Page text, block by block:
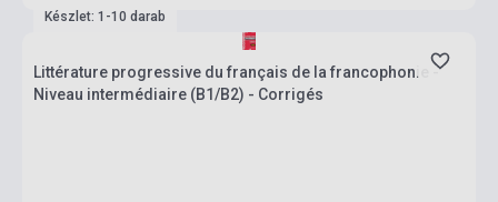
Készlet: 1-10 darab
Littérature progressive du français de la francophonie -
Niveau intermédiaire (B1/B2) - Corrigés